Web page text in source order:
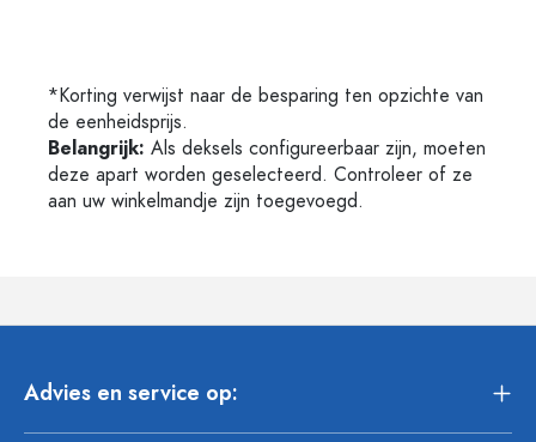
*Korting verwijst naar de besparing ten opzichte van
de eenheidsprijs.
Belangrijk: Als deksels configureerbaar zijn, moeten
deze apart worden geselecteerd. Controleer of ze
aan uw winkelmandje zijn toegevoegd.
Advies en service op: